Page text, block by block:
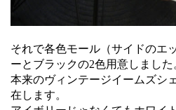
それで各色モール（サイドのエ
ーとブラックの2色用意しました
本来のヴィンテージイームズシ
在します。